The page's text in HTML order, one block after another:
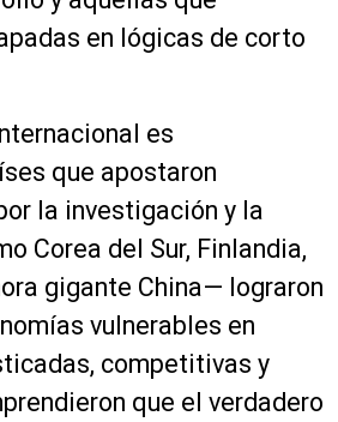
en lógicas de corto
es
que apostaron
la investigación y la
Corea del Sur, Finlandia,
gigante China— lograron
vulnerables en
competitivas y
que el verdadero